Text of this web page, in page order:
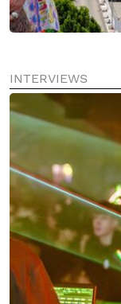
INTERVIEWS